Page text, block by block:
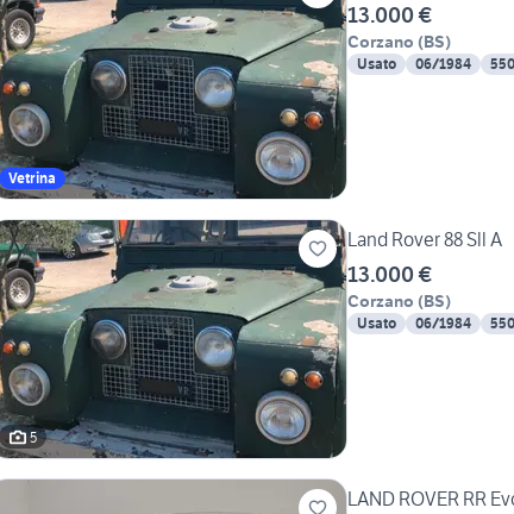
Vetrina
13.000 €
Corzano (BS)
Usato 06/1984
5
Land Rover 88 Sll A
13.000 €
Corzano (BS)
Usato 06/1984
LAND ROVER RR